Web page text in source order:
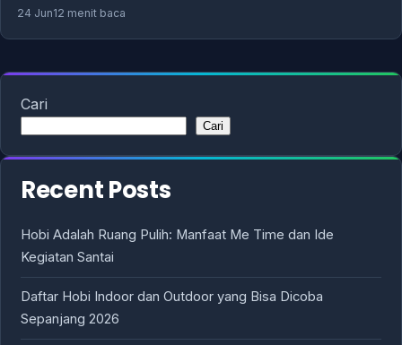
24 Jun12 menit baca
Cari
Cari
Recent Posts
Hobi Adalah Ruang Pulih: Manfaat Me Time dan Ide
Kegiatan Santai
Daftar Hobi Indoor dan Outdoor yang Bisa Dicoba
Sepanjang 2026